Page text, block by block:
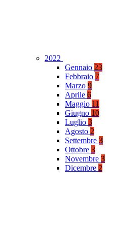
2022
Gennaio 23
Febbraio 7
Marzo 9
Aprile 6
Maggio 11
Giugno 10
Luglio 3
Agosto 2
Settembre 3
Ottobre 3
Novembre 3
Dicembre 2